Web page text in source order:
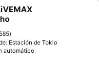
a favoritos
Estación de Tokio
automático